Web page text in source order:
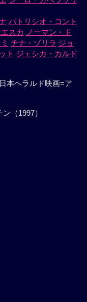
パトリシオ・コント
スカ ノーマン・ド
チナ・ゾリラ ジョ
ト ジェシカ・カルド
本ヘラルド映画=ア
（1997）